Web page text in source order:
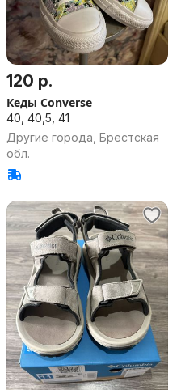
120 р.
Кеды Converse
40, 40,5, 41
Другие города, Брестская
обл.